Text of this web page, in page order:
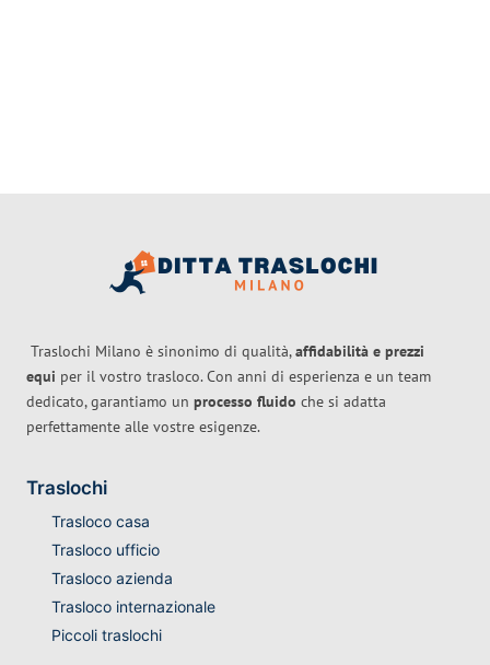
Traslochi Milano è sinonimo di qualità,affidabilità e prezzi
equi per il vostro trasloco. Con anni di esperienza e un team
dedicato, garantiamo un processo fluido che si adatta
perfettamente alle vostre esigenze.
Traslochi
Trasloco casa
Trasloco ufficio
Trasloco azienda
Trasloco internazionale
Piccoli traslochi